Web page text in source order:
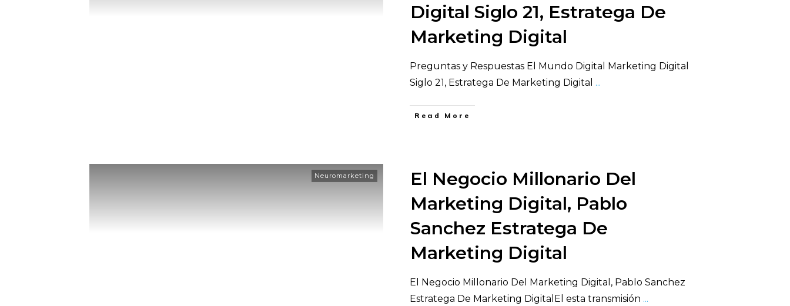
Digital Siglo 21, Estratega De
Marketing Digital
Preguntas y Respuestas El Mundo Digital Marketing Digital
Siglo 21, Estratega De Marketing Digital ...
​Read More
Neuromarketing
El Negocio Millonario Del
Marketing Digital, Pablo
Sanchez Estratega De
Marketing Digital
El Negocio Millonario Del Marketing Digital, Pablo Sanchez
Estratega De Marketing DigitalEl esta transmisión ...